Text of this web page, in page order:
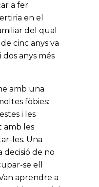
a fer
en el
del qual
cinc anys va
anys més
amb una
fòbies:
i les
amb les
les. Una
decisió de no
se ell
aprendre a